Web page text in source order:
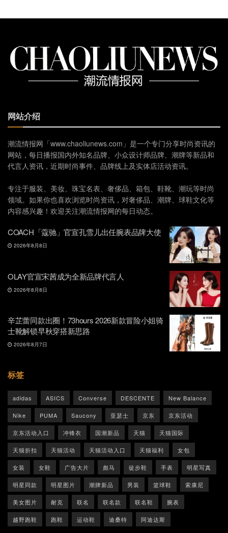
网站介绍
潮流情报网「www.chaoliunews.com」是一个专门分享时尚资讯的
网站，每日播报国内外知名品牌、小众设计师品牌、潮牌等新品和
代言人资讯，近期时尚事件、品牌线上及实体店活动资讯。
专注于服装、美妆、珠宝名表、奢侈品、箱包、鞋靴、潮玩等时尚
领域。如果你也喜欢浏览时尚资讯，对奢侈品、潮牌、球鞋文化等
内容感兴趣！欢迎关注潮流情报网的每日动态。
COACH「蔻驰」官宣孔雪儿出任腕表品牌大使
2026年8月8日
OLAY官宣宋茜成为全新品牌代言人
2026年8月8日
辛芷蕾同款出圈！73hours 2026新款冒险小姐骑
士靴解锁早秋穿搭新思路
2026年8月7日
标签
adidas ASICS Converse DESCENTE New Balance
Nike PUMA Saucony 亚瑟士 京东 京东活动
京东活动入口 冲锋衣 国潮新品 天猫 天猫国际
天猫折扣 天猫活动 天猫活动入口 天猫福利 女包
女装 女鞋 广告大片 彪马 徒步鞋 手表 明星写真
明星同款 明星图片 潮牌新品 男装 篮球鞋 索康尼
美女图片 耐克 联名 联名款 联名鞋 腕表
越野跑鞋 跑鞋 运动鞋 迪桑特 阿迪达斯